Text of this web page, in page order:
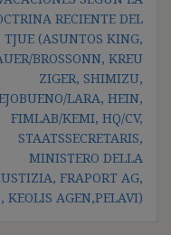
RECIENTE DEL
TJUE (ASUNTOS KING,
BROSSONN, KREUZ
IGER, SHIMIZU, V
LARA, HEIN, F
IMLAB/KEMI, HQ/CV, S
TAATSSECRETARIS, M
INISTERO DELLA G
FRAPORT AG, L
AGEN,PELAVI)